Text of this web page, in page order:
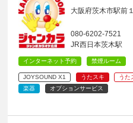
大阪府茨木市駅前
080-6202-7521
JR西日本茨木駅
インターネット予約 禁煙ルーム
JOYSOUND X1 うたスキ
うた
楽器
オプションサービス